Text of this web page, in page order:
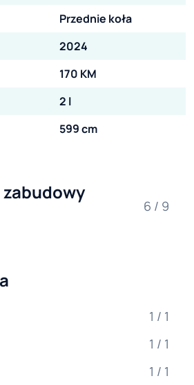
Przednie koła
2024
170 KM
2 l
599 cm
6 / 9
1 / 1
1 / 1
1 / 1